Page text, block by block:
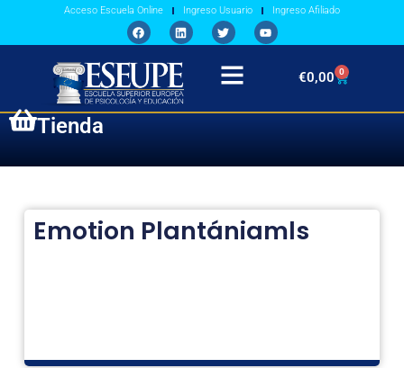
Acceso Escuela Online Ingreso Usuario Ingreso Afiliado
€0,00 0
Tienda
Emotion Plantániamls